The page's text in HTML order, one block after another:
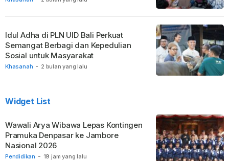
Khasanah - 2 bulan yang lalu
Idul Adha di PLN UID Bali Perkuat
Semangat Berbagi dan Kepedulian
Sosial untuk Masyarakat
Widget List
Pendidikan - 19 jam yang lalu
Wawali Arya Wibawa Lepas Kontingen
Pramuka Denpasar ke Jambore
Nasional 2026